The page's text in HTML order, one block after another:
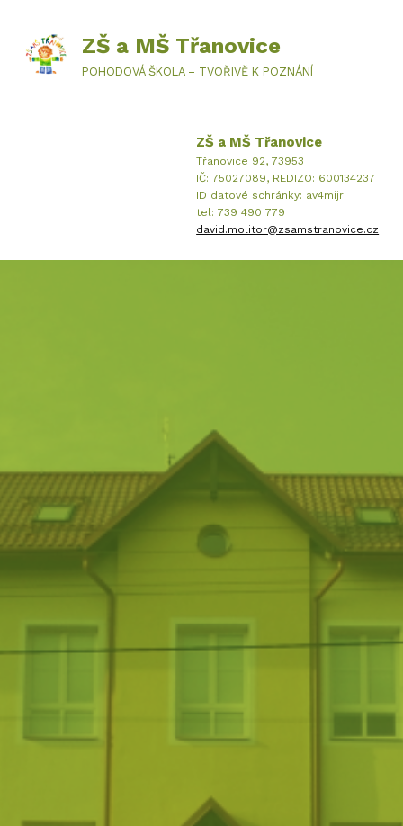
ZŠ a MŠ Třanovice
POHODOVÁ ŠKOLA – TVOŘIVĚ K POZNÁNÍ
ZŠ a MŠ Třanovice
Třanovice 92, 73953
IČ: 75027089, REDIZO: 600134237
ID datové schránky: av4mijr
tel: 739 490 779
david.molitor@zsamstranovice.cz